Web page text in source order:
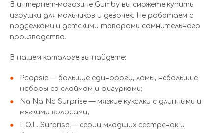
В интернет-магазине Gumby вы сможете купить
игрушки для мальчиков и девочек. Не работаем с
подделками и детскими товарами сомнительного
производства.
В нашем каталоге вы найдете:
Poopsie — большие единороги, ламы, небольшие
наборы со слаймом и фигурками;
Na Na Na Surprise — мягкие куколки с длинными и
мягкими волосами;
L.O.L. Surprise — серии младших сестренок и